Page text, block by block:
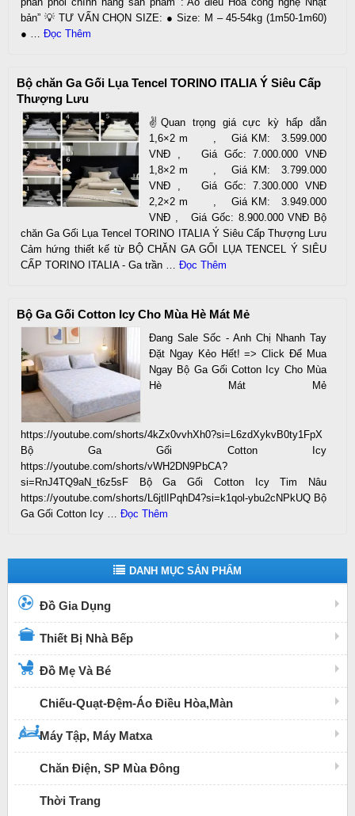
bản” 💡 TƯ VẤN CHỌN SIZE: ● Size: M – 45-54kg (1m50-1m60)
● … Đọc Thêm
Bộ chăn Ga Gối Lụa Tencel TORINO ITALIA Ý Siêu Cấp
Thượng Lưu
✌️Quan trọng giá cực kỳ hấp dẫn
1,6×2 m , Giá KM: 3.599.000
VNĐ , Giá Gốc: 7.000.000 VNĐ
1,8×2 m , Giá KM: 3.799.000
VNĐ , Giá Gốc: 7.300.000 VNĐ
2,2×2 m , Giá KM: 3.949.000
VNĐ , Giá Gốc: 8.900.000 VNĐ Bộ
chăn Ga Gối Lụa Tencel TORINO ITALIA Ý Siêu Cấp Thượng Lưu
Cảm hứng thiết kế từ BỘ CHĂN GA GỐI LỤA TENCEL Ý SIÊU
CẤP TORINO ITALIA - Ga trần … Đọc Thêm
Bộ Ga Gối Cotton Icy Cho Mùa Hè Mát Mẻ
Đang Sale Sốc - Anh Chị Nhanh Tay
Đặt Ngay Kẻo Hết! => Click Để Mua
Ngay Bộ Ga Gối Cotton Icy Cho Mùa
Hè Mát Mẻ
https://youtube.com/shorts/4kZx0vvhXh0?si=L6zdXykvB0ty1FpX
Bộ Ga Gối Cotton Icy
https://youtube.com/shorts/vWH2DN9PbCA?
si=RnJ4TQ9aN_t6z5sF Bộ Ga Gối Cotton Icy Tim Nâu
https://youtube.com/shorts/L6jtlIPqhD4?si=k1qol-ybu2cNPkUQ Bộ
Ga Gối Cotton Icy … Đọc Thêm
DANH MỤC SẢN PHẨM
Đồ Gia Dụng
Thiết Bị Nhà Bếp
Đồ Mẹ Và Bé
Chiếu-Quạt-Đệm-Áo Điều Hòa,Màn
Máy Tập, Máy Matxa
Chăn Điện, SP Mùa Đông
Thời Trang